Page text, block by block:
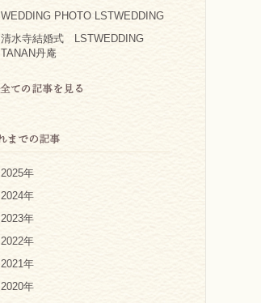
WEDDING PHOTO LSTWEDDING
清水寺結婚式 LSTWEDDING
TANAN丹庵
2025年
2024年
2023年
2022年
2021年
2020年